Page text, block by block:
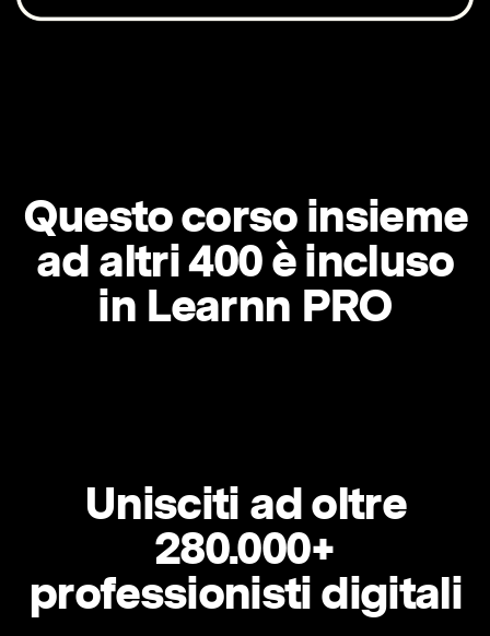
Questo corso insieme
ad altri 400 è incluso
in Learnn PRO
Unisciti ad oltre
280.000+
professionisti digitali